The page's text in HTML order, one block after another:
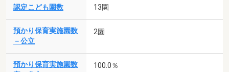
認定こども園数 13園
預かり保育実施園数
－公立
2園
預かり保育実施園数
100.0％